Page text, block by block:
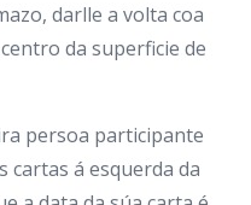
darlle a volta coa
da superficie de
persoa participante
cartas á esquerda da